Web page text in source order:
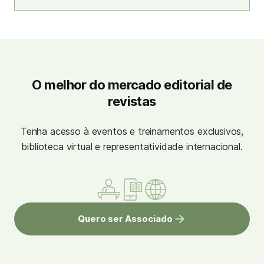
O melhor do mercado editorial de
revistas
Tenha acesso à eventos e treinamentos exclusivos,
biblioteca virtual e representatividade internacional.
Quero ser Associado